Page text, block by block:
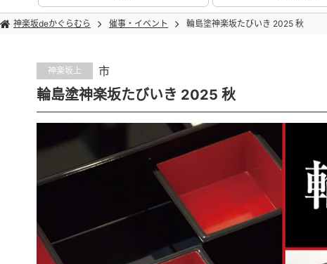
神楽坂deかぐらむら 催事・イベント 輪島塗神楽坂たびいき 2025 秋
神楽坂上 市
輪島塗神楽坂たびいき 2025 秋